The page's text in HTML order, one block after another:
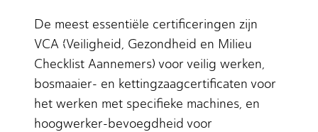
De meest essentiële certificeringen zijn
VCA (Veiligheid, Gezondheid en Milieu
Checklist Aannemers) voor veilig werken,
bosmaaier- en kettingzaagcertificaten voor
het werken met specifieke machines, en
hoogwerker-bevoegdheid voor